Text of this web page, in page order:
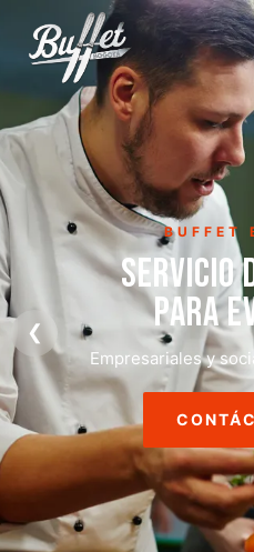
BUFFET
SERVICIO
PARA
Empresariales y
❮